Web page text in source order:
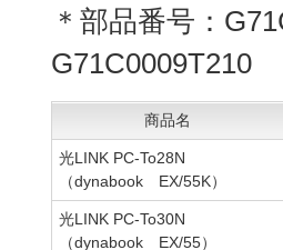
＊部品番号：
G71C0009T210
商品名
光LINK PC-To28N
（dynabook EX/55K）
光LINK PC-To30N
（dynabook EX/55）